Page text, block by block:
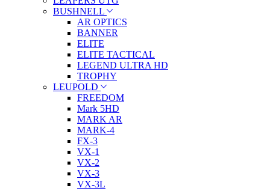
BUSHNELL
AR OPTICS
BANNER
ELITE
ELITE TACTICAL
LEGEND ULTRA HD
TROPHY
LEUPOLD
FREEDOM
Mark 5HD
MARK AR
MARK-4
FX-3
VX-1
VX-2
VX-3
VX-3L